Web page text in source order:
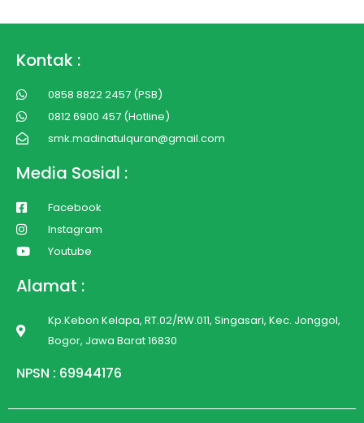
Kontak :
0858 8822 2457 (PSB)
0812 6900 457 (Hotline)
smk.madinatulquran@gmail.com
Media Sosial :
Facebook
Instagram
Youtube
Alamat :
Kp.Kebon Kelapa, RT.02/RW.011, Singasari, Kec. Jonggol,
Bogor, Jawa Barat 16830
NPSN : 69944176